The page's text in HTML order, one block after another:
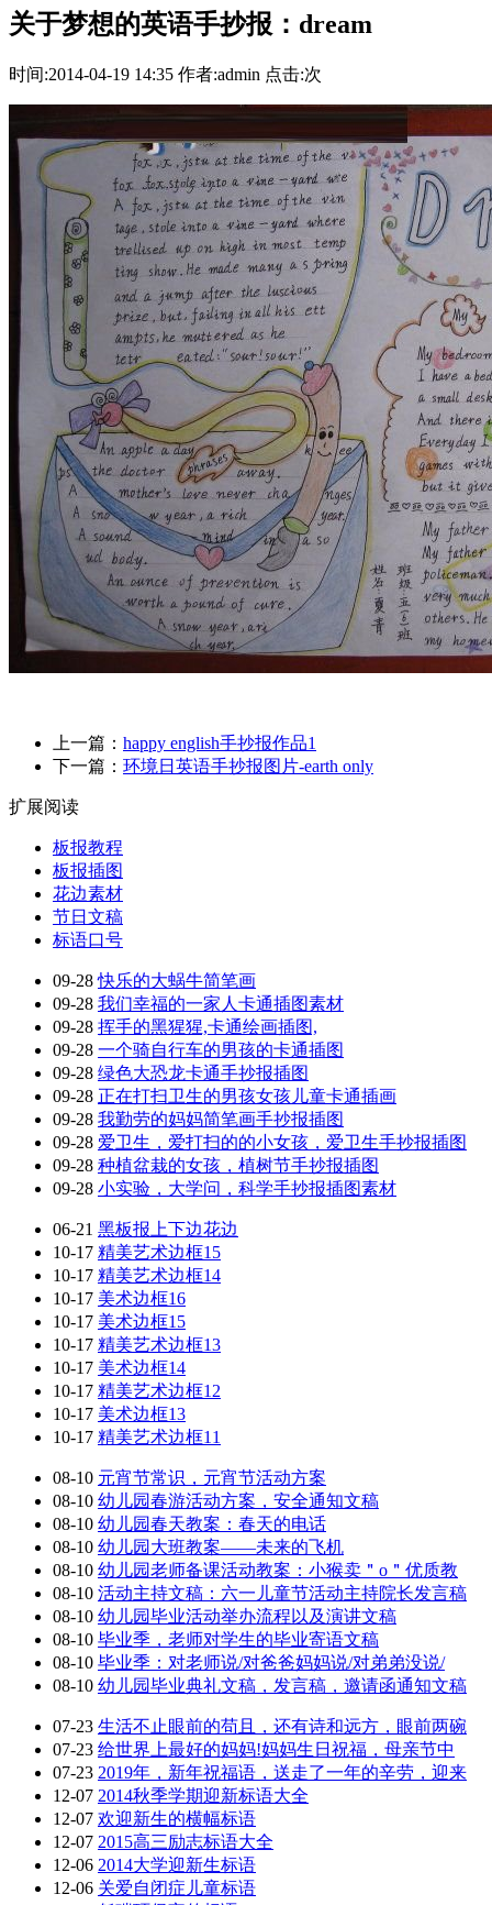
关于梦想的英语手抄报：dream
时间:2014-04-19 14:35 作者:admin 点击:次
上一篇： happy english手抄报作品1
下一篇： 环境日英语手抄报图片-earth only
扩展阅读
板报教程
板报插图
花边素材
节日文稿
标语口号
09-28快乐的大蜗牛简笔画
09-28 我们幸福的一家人卡通插图素材
09-28 挥手的黑猩猩,卡通绘画插图,
09-28 一个骑自行车的男孩的卡通插图
09-28 绿色大恐龙卡通手抄报插图
09-28 正在打扫卫生的男孩女孩儿童卡通插画
09-28 我勤劳的妈妈简笔画手抄报插图
09-28 爱卫生，爱打扫的的小女孩，爱卫生手抄报插图
09-28 种植盆栽的女孩，植树节手抄报插图
09-28 小实验，大学问，科学手抄报插图素材
06-21 黑板报上下边花边
10-17 精美艺术边框15
10-17 精美艺术边框14
10-17 美术边框16
10-17 美术边框15
10-17 精美艺术边框13
10-17 美术边框14
10-17 精美艺术边框12
10-17 美术边框13
10-17 精美艺术边框11
08-10 元宵节常识，元宵节活动方案
08-10 幼儿园春游活动方案，安全通知文稿
08-10 幼儿园春天教案：春天的电话
08-10 幼儿园大班教案——未来的飞机
08-10 幼儿园老师备课活动教案：小猴卖＂o＂优质教
08-10 活动主持文稿：六一儿童节活动主持院长发言稿
08-10 幼儿园毕业活动举办流程以及演讲文稿
08-10 毕业季，老师对学生的毕业寄语文稿
08-10 毕业季：对老师说/对爸爸妈妈说/对弟弟没说/
08-10 幼儿园毕业典礼文稿，发言稿，邀请函通知文稿
07-23 生活不止眼前的苟且，还有诗和远方，眼前两碗
07-23 给世界上最好的妈妈!妈妈生日祝福，母亲节中
07-23 2019年，新年祝福语，送走了一年的辛劳，迎来
12-07 2014秋季学期迎新标语大全
12-07 欢迎新生的横幅标语
12-07 2015高三励志标语大全
12-06 2014大学迎新生标语
12-06 关爱自闭症儿童标语